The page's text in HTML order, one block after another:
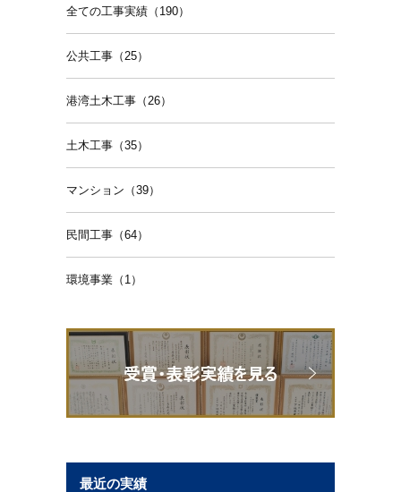
全ての工事実績（190）
公共工事（25）
港湾土木工事（26）
土木工事（35）
マンション（39）
民間工事（64）
環境事業（1）
最近の実績